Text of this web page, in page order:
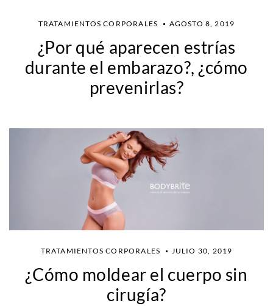
TRATAMIENTOS CORPORALES AGOSTO 8, 2019
¿Por qué aparecen estrías
durante el embarazo?, ¿cómo
prevenirlas?
TRATAMIENTOS CORPORALES JULIO 30, 2019
¿Cómo moldear el cuerpo sin
cirugía?